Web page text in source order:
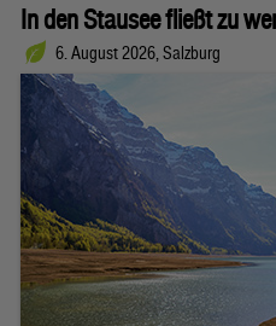
In den Stausee fließt zu
6. August 2026, Salzburg